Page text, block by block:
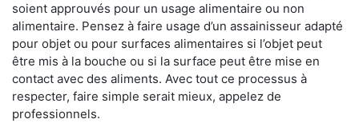
soient approuvés pour un usage alimentaire ou non
alimentaire. Pensez à faire usage d’un assainisseur adapté
pour objet ou pour surfaces alimentaires si l’objet peut
être mis à la bouche ou si la surface peut être mise en
contact avec des aliments. Avec tout ce processus à
respecter, faire simple serait mieux, appelez de
professionnels.